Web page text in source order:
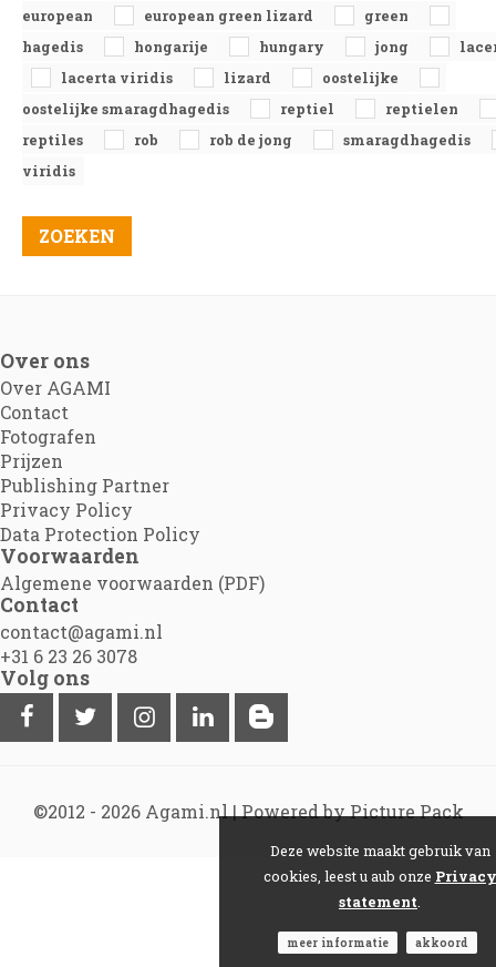
european
european green lizard
green
hagedis
hongarije hungary jong
lacerta viridis
lizard
oostelijke
oostelijke smaragdhagedis
reptiel
reptielen
reptiles
rob rob de jong
smaragdhagedis
viridis
Over ons
Over AGAMI
Contact
Fotografen
Prijzen
Publishing Partner
Privacy Policy
Data Protection Policy
Voorwaarden
Algemene voorwaarden (PDF)
Contact
contact@agami.nl
+31 6 23 26 3078
Volg ons
©2012 - 2026 Agami.nl|Powered by Picture Pack
Deze website maakt gebruik van
cookies, leest u aub onze Privacy
statement
meer informatie akkoord